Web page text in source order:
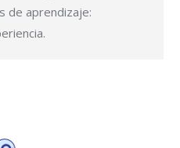
de aprendizaje: